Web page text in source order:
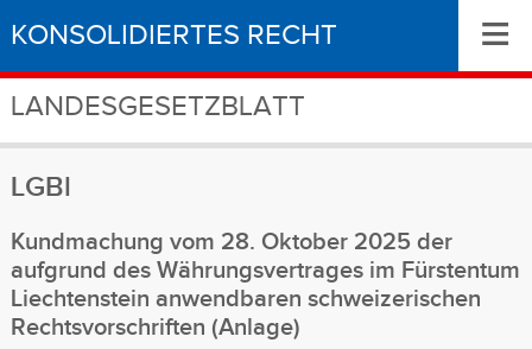
KONSOLIDIERTES RECHT
LANDESGESETZBLATT
≡
LGBl
Kundmachung vom 28. Oktober 2025 der
aufgrund des Währungsvertrages im Fürstentum
Liechtenstein anwendbaren schweizerischen
Rechtsvorschriften (Anlage)